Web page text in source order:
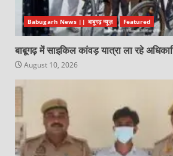
Babugarh News || बाबूगढ़ न्यूज़ Featured
बाबूगढ़ में साइकिल कांवड़ यात्रा ला रहे
August 10, 2026